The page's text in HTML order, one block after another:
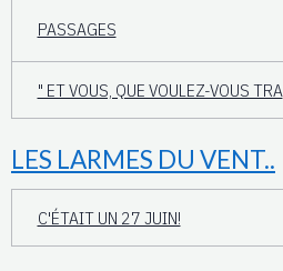
PASSAGES
" ET VOUS, QUE VOULEZ-VOUS TRA
LES LARMES DU VENT..
C'ÉTAIT UN 27 JUIN!